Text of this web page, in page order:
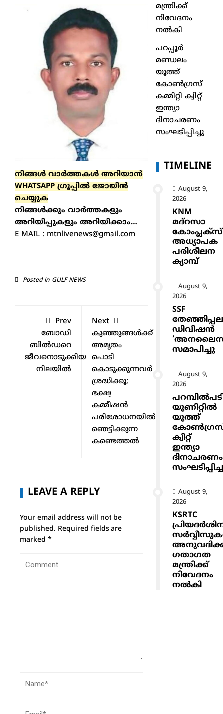
നിങ്ങൾ വാർത്തകൾ അറിയാന്‍
WHATSAPP ഗ്രൂപ്പിൽ ജോയിൻ
ചെയ്യുക
നിങ്ങൾക്കും വാർത്തകളും
അറിയിപ്പുകളും അറിയിക്കാം…
E MAIL : mtnlivenews@gmail.com
Posted in GULF NEWS
Prev
ബോഡി
ബില്‍ഡറെ
ജീവനൊടുക്കിയ
നിലയില്‍
Next
കുഞ്ഞുങ്ങള്‍ക്ക്
അമൃതം
പൊടി
കൊടുക്കുന്നവര്‍
ശ്രദ്ധിക്കൂ;
ഭക്ഷ്യ
കമ്മീഷൻ
പരിശോധനയില്‍
ഞെട്ടിക്കുന്ന
കണ്ടെത്തല്‍
LEAVE A REPLY
Your email address will not be
published. Required fields are
marked *
മന്ത്രിക്ക്
നിവേദനം
നൽകി
പറപ്പൂർ
മണ്ഡലം
യൂത്ത്
കോൺഗ്രസ്
കമ്മിറ്റി ക്വിറ്റ്
ഇന്ത്യാ
ദിനാചരണം
സംഘടിപ്പിച്ചു
TIMELINE
August 9,
2026
KNM
മദ്റസാ
കോംപ്ലക്സ്
അധ്യാപക
പരിശീലന
ക്യാമ്പ്
August 9,
2026
SSF
ഡിവിഷൻ
സമാപിച്ചു
August 9,
2026
യൂണിറ്റിൽ
യൂത്ത്
ക്വിറ്റ്
ഇന്ത്യാ
ദിനാചരണം
August 9,
2026
KSRTC
ഗതാഗത
മന്ത്രിക്ക്
നിവേദനം
നൽകി